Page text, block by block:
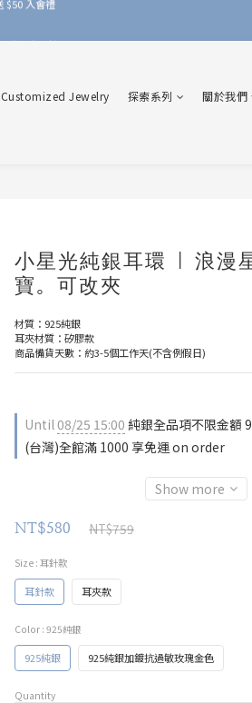
Customized Jewelry 探索系列 關於我們
小星光純銀耳環 | 浪漫
寶。可改夾
材質：925純銀
耳夾材質：矽膠款
商品備貨天數：約3-5個工作天(不含例假日)
Until08/25 15:00 純銀全品項不限金額
(台灣)全館滿 1000 享免運 on order
Show more
NT$580 NT$759
Size : 耳針款
耳針款 耳夾款
Color : 925純銀
925純銀 925純銀加鍍抗過敏玫瑰金色
Quantity